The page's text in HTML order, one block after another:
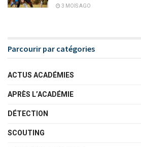
3 MOIS AGO
Parcourir par catégories
ACTUS ACADÉMIES
APRÈS L’ACADÉMIE
DÉTECTION
SCOUTING